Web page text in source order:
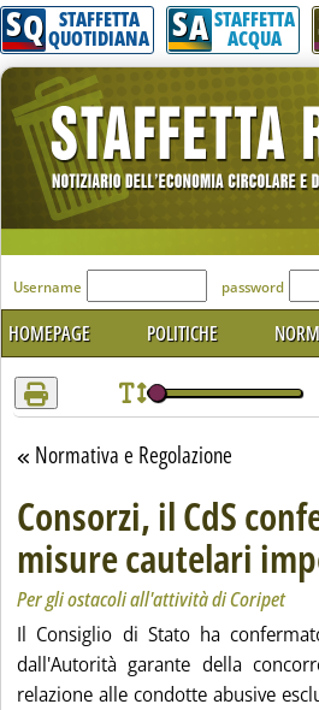
Attenzione! Esegui l'accesso per
SQ STAFFETTA
QUOTIDIANA SA STAFFETTA
ACQUA
'Modulo Login per
Username password
HOMEPAGE POLITICHE
Torna alla sezione
Normativa e Regolazione
Consorzi, il CdS
misure cautelari
Per gli ostacoli all'attività di Coripet
Il Consiglio di Stato ha
dall'Autorità garante della
relazione alle condotte abusive